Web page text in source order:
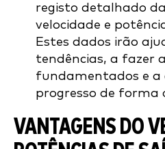
registo detalhado
velocidade e
Estes dados irão
tendências, a fazer
fundamentados e a
progresso de forma
VANTAGENS DO